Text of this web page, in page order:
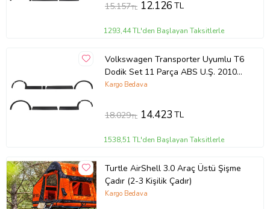
15.157TL 12.126TL
1293,44 TL'den Başlayan Taksitlerle
Volkswagen Transporter Uyumlu T6
Dodik Set 11 Parça ABS U.Ş. 2010
2014 Model Arası
Kargo Bedava
18.029TL 14.423TL
1538,51 TL'den Başlayan Taksitlerle
Turtle AirShell 3.0 Araç Üstü Şişme
Çadır (2-3 Kişilik Çadır)
Kargo Bedava